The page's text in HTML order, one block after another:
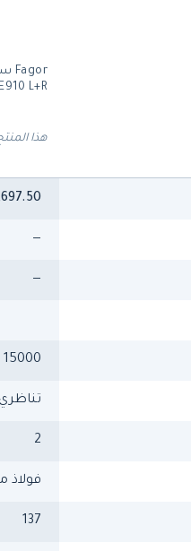
E910 L+R
هذا
—
—
15000
تناظري
2
فولاذ
137